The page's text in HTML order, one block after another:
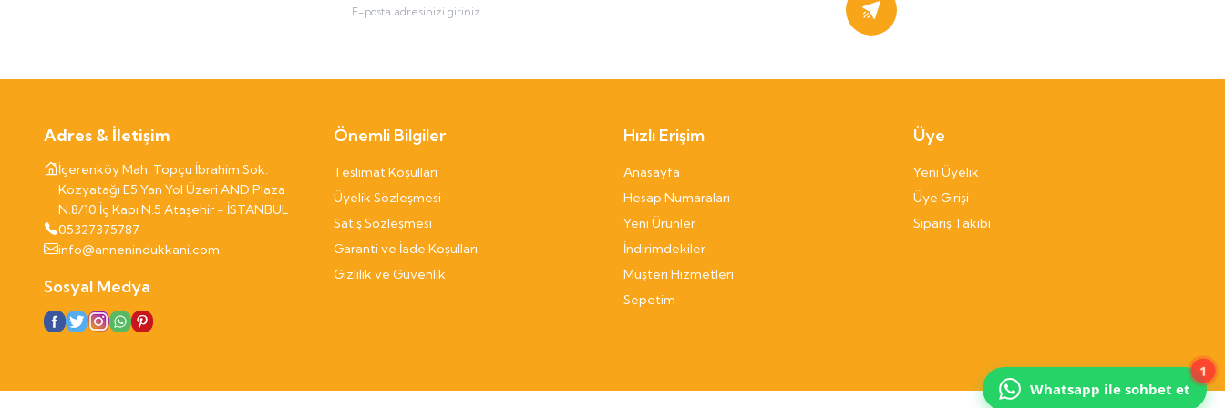
Whatsapp ile sohbet et
1
Kayıt Ol
Adres & İletişim
İçerenköy Mah. Topçu İbrahim Sok.
Kozyatağı E5 Yan Yol Üzeri AND Plaza
N.8/10 İç Kapı N.5 Ataşehir - İSTANBUL
05327375787
info@annenindukkani.com
Sosyal Medya
Önemli Bilgiler
Teslimat Koşulları
Üyelik Sözleşmesi
Satış Sözleşmesi
Garanti ve İade Koşulları
Gizlilik ve Güvenlik
Hızlı Erişim
Anasayfa
Hesap Numaraları
Yeni Ürünler
İndirimdekiler
Müşteri Hizmetleri
Sepetim
Üye
Yeni Üyelik
Üye Girişi
Sipariş Takibi